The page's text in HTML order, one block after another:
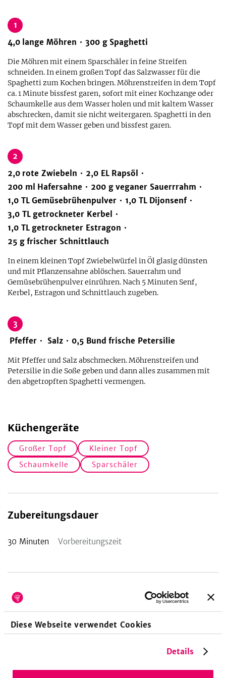
Diese Webseite verwendet Cookies
Details
1
4,0 lange Möhren 300 g Spaghetti
Die Möhren mit einem Sparschäler in feine Streifen
schneiden. In einem großen Topf das Salzwasser für die
Spaghetti zum Kochen bringen. Möhrenstreifen in dem Topf
ca. 1 Minute bissfest garen, sofort mit einer Kochzange oder
Schaumkelle aus dem Wasser holen und mit kaltem Wasser
abschrecken, damit sie nicht weitergaren. Spaghetti in den
Topf mit dem Wasser geben und bissfest garen.
2
2,0 rote Zwiebeln 2,0 EL Rapsöl
200 ml Hafersahne 200 g veganer Sauerrrahm
1,0 TL Gemüsebrühenpulver 1,0 TL Dijonsenf
3,0 TL getrockneter Kerbel
1,0 TL getrockneter Estragon
25 g frischer Schnittlauch
In einem kleinen Topf Zwiebelwürfel in Öl glasig dünsten
und mit Pflanzensahne ablöschen. Sauerrahm und
Gemüsebrühenpulver einrühren. Nach 5 Minuten Senf,
Kerbel, Estragon und Schnittlauch zugeben.
3
Pfeffer
Salz 0,5 Bund frische Petersilie
Mit Pfeffer und Salz abschmecken. Möhrenstreifen und
Petersilie in die Soße geben und dann alles zusammen mit
den abgetropften Spaghetti vermengen.
Küchengeräte
Großer Topf
Kleiner Topf
Schaumkelle
Sparschäler
Zubereitungsdauer
30 Minuten Vorbereitungszeit
Nährwerte pro Portion
1.073 28 43